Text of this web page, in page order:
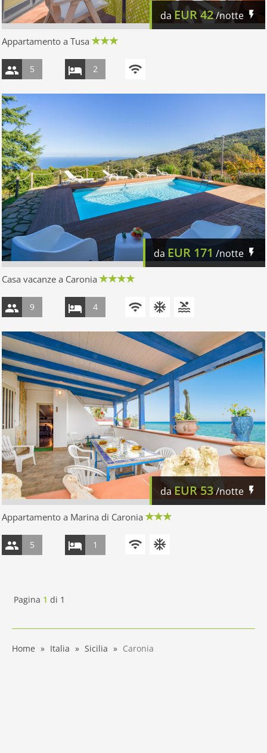
da EUR42/notte
Appartamento a Tusa
5 2
da EUR 171 /notte
Casa vacanze a Caronia
9 4
daEUR53/notte
Appartamento a Marina di Caronia
5 1
Pagina 1 di 1
Home Italia Sicilia Caronia